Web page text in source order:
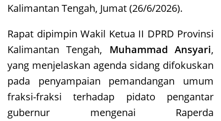
Kalimantan Tengah, Jumat (26/6/2026).
Rapat dipimpin Wakil Ketua II DPRD Provinsi
Kalimantan Tengah, Muhammad Ansyari,
yang menjelaskan agenda sidang difokuskan
pada penyampaian pemandangan umum
fraksi-fraksi terhadap pidato pengantar
gubernur mengenai Raperda